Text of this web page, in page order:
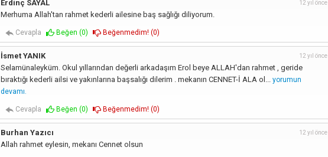
Erdinç SAYAL 12 yıl önce
Merhuma Allah'tan rahmet kederli ailesine baş sağlığı diliyorum.
Cevapla Beğen (0) Beğenmedim! (0)
İsmet YANIK 12 yıl önce
Selamünaleyküm. Okul yıllarından değerli arkadaşım Erol beye ALLAH'dan rahmet , geride
bıraktığı kederli ailsi ve yakınlarına başsalığı dilerim . mekanın CENNET-İ ALA ol... yorumun
devamı.
Cevapla Beğen (0) Beğenmedim! (0)
Burhan Yazıcı 12 yıl önce
Allah rahmet eylesin, mekanı Cennet olsun